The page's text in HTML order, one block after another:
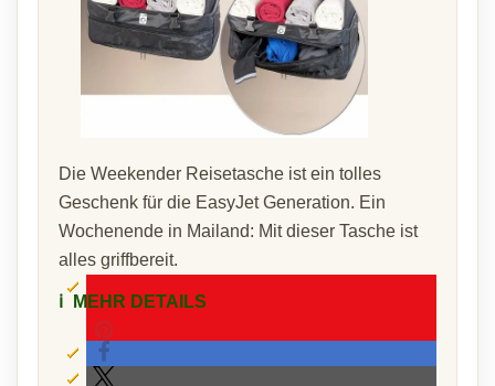
Die Weekender Reisetasche ist ein tolles
Geschenk für die EasyJet Generation. Ein
Wochenende in Mailand: Mit dieser Tasche ist
alles griffbereit.
ℹ️ MEHR DETAILS